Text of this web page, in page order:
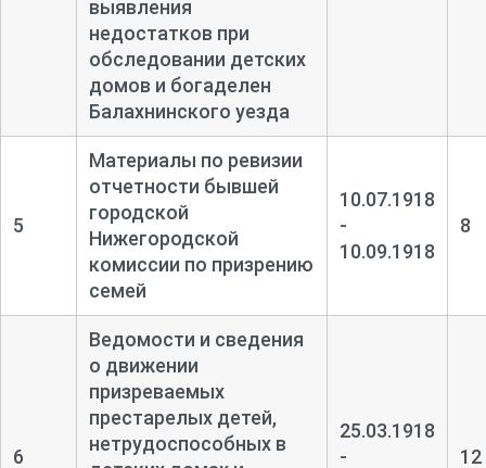
выявления
недостатков при
обследовании детских
домов и богаделен
Балахнинского уезда
5
Материалы по ревизии
отчетности бывшей
городской
Нижегородской
комиссии по призрению
семей
10.07.1918
-
10.09.1918
8
6
Ведомости и сведения
о движении
призреваемых
престарелых детей,
нетрудоспособных в
25.03.1918
-
12